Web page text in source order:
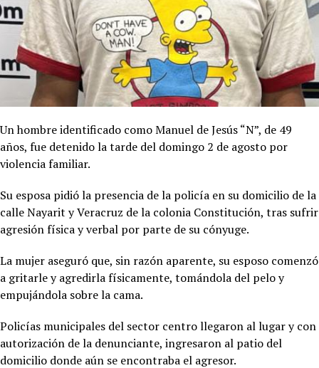
Un hombre identificado como Manuel de Jesús “N”, de 49
años, fue detenido la tarde del domingo 2 de agosto por
violencia familiar.
Su esposa pidió la presencia de la policía en su domicilio de la
calle Nayarit y Veracruz de la colonia Constitución, tras sufrir
agresión física y verbal por parte de su cónyuge.
La mujer aseguró que, sin razón aparente, su esposo comenzó
a gritarle y agredirla físicamente, tomándola del pelo y
empujándola sobre la cama.
Policías municipales del sector centro llegaron al lugar y con
autorización de la denunciante, ingresaron al patio del
domicilio donde aún se encontraba el agresor.